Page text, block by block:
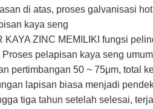
di atas, proses galvanisasi
kaya seng
KAYA ZINC MEMILIKI fungsi
Proses pelapisan kaya seng
pertimbangan 50 ~ 75μm, total
lapisan biasa menjadi
tiga tahun setelah selesai,